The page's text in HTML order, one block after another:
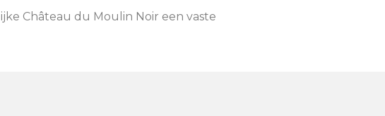
Château du Moulin Noir een vaste